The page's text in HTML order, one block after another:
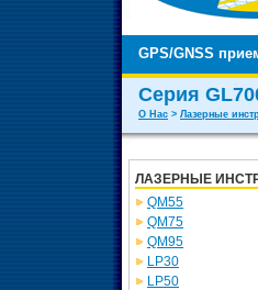
GPS/GNSS
Серия
О Нас > Лазерные
ЛАЗЕРНЫЕ
QM55
QM75
QM95
LP30
LP50